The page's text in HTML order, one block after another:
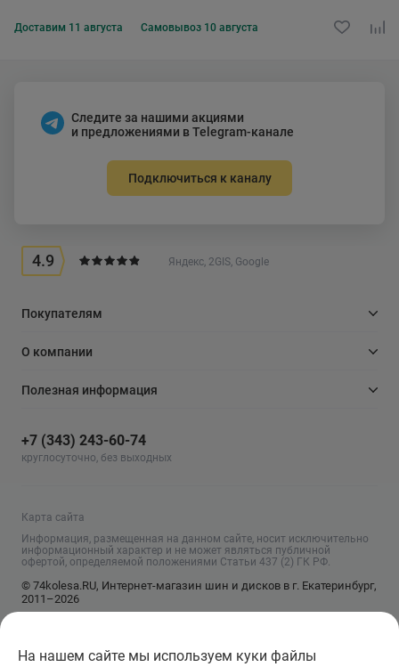
Доставим 11 августа Самовывоз 10 августа
Следите за нашими акциями
и предложениями в Telegram-канале
Подключиться к каналу
4.9 Яндекс, 2GIS, Google
Покупателям
О компании
Полезная информация
+7 (343) 243-60-74
круглосуточно, без выходных
Карта сайта
Информация, размещенная на данном сайте, носит исключительно
информационный характер и не может являться публичной
офертой, определяемой положениями Статьи 437 (2) ГК РФ.
© 74kolesa.RU, Интернет-магазин шин и дисков в г. Екатеринбург,
2011–2026
На нашем сайте мы используем куки файлы